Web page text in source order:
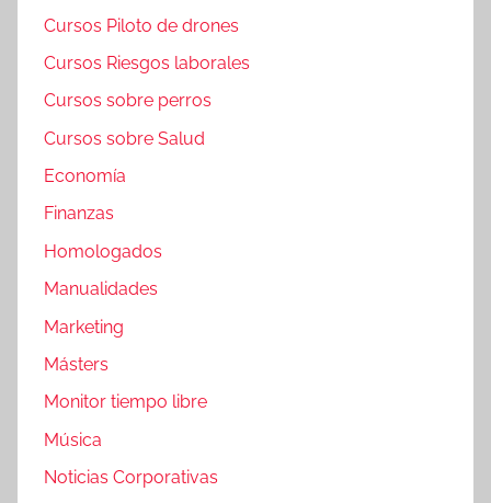
Cursos Piloto de drones
Cursos Riesgos laborales
Cursos sobre perros
Cursos sobre Salud
Economía
Finanzas
Homologados
Manualidades
Marketing
Másters
Monitor tiempo libre
Música
Noticias Corporativas